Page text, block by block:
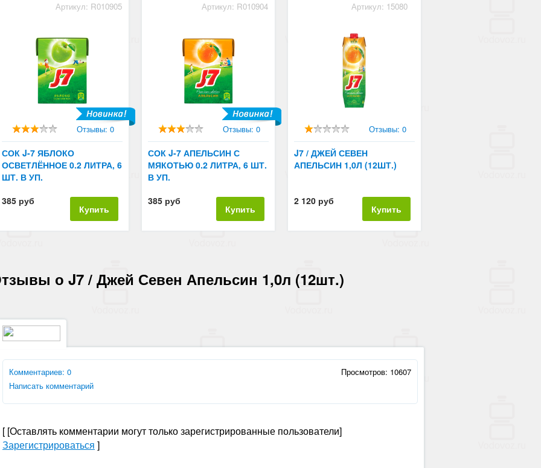
Артикул: R010905
Отзывы: 0
СОК J-7 ЯБЛОКО
ОСВЕТЛЁННОЕ 0.2 ЛИТРА, 6
ШТ. В УП.
385 руб
Купить
Артикул: R010904
Отзывы: 0
СОК J-7 АПЕЛЬСИН С
МЯКОТЬЮ 0.2 ЛИТРА, 6 ШТ.
В УП.
385 руб
Купить
Артикул: 15080
Отзывы: 0
J7 / ДЖЕЙ СЕВЕН
АПЕЛЬСИН 1,0Л (12ШТ.)
2 120 руб
Купить
о J7 / Джей Севен Апельсин 1,0л (12шт.)
Комментариев: 0
Просмотров: 10607
Написать комментарий
[ [Оставлять комментарии могут только зарегистрированные пользователи]
Зарегистрироваться ]